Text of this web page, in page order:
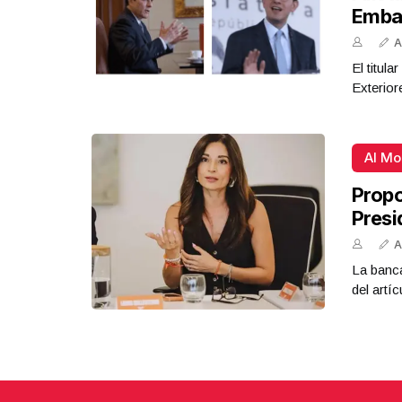
El
Al
La
del